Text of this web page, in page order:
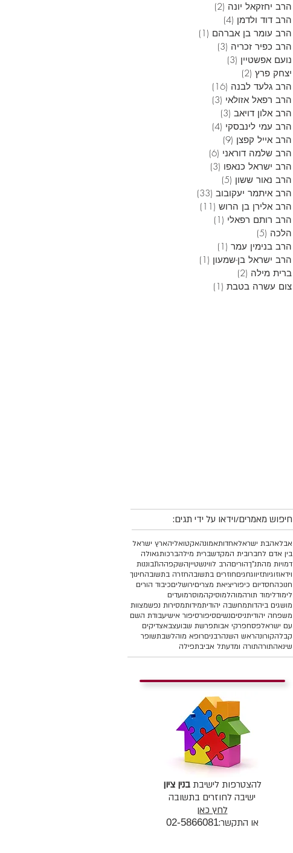
הרב יחזקאל יונה (2)
הרב דוד ולדמן (4)
הרב עומר בן אברהם (1)
הרב כפיר זכריה (3)
נועם אפשטיין (3)
יצחק פרץ (2)
הרב גלעד לבנה (16)
הרב רפאל אזולאי (3)
הרב אלון דויאב (3)
הרב עמי לינבסקי (4)
הרב אייל קפצן (9)
הרב שלמה דוראני (6)
הרב ישראל כנאפו (3)
הרב נאור ששון (5)
הרב איתמר יעקובוב (33)
הרב אלירן בן הרוש (11)
הרב רותם רפאלי (1)
הלכה (5)
הרב בנימין עמר (1)
הרב ישראל בן-שמעון (1)
ברית מילה (2)
צום עשרה בטבת (1)
חיפוש מאמרים/וידאו על ידי תגים:
אבלאהבת ישראלאחדותאמונהאקטואליהארץ ישראל
בין אדם לחברובית המקדשברית מילהברכותגאולה
דמויות מהתנ"ךהוריםהרב לווינשטייןהשקפההתבוננות
וידאוזוגיותזיווגחגיםחוזרים בתשובהחזרה בתשובהחינוך
חנוכהחסדיום כיפוריציאת מצריםירושליםכיבוד הורים
לימודלימוד תורהמוהלמוסיקהמוסרמועדים
מושגים ביהדותמחשבה יהודיתמידותמסירות נפשמצוות
משפחה יהודיתניסיםנשיםסיפורסיפור אישיעבודת השם
עם ישראלפסחפרקי אבותפרשת שבועצבאצדיקים
קבלהקורונהראש השנהרבניםרופא מוהלשבתשופר
שינאהתורהתורה ומדעתל אביבתפילה
להצטרפות לישיבתבנין ציון
ישיבה לחוזרים בתשובה
לחץ כאן
או התקשר:02-5866081